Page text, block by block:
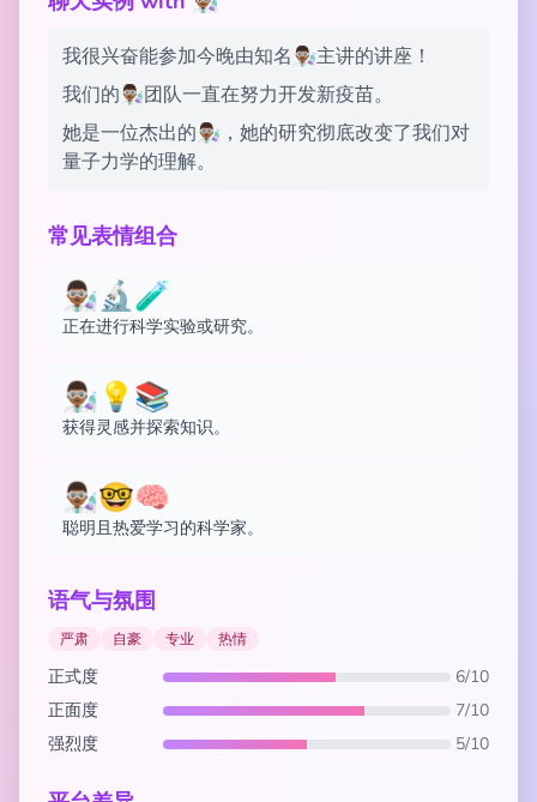
我很兴奋能参加今晚由知名👨🏾‍🔬主讲的讲座！
我们的👨🏾‍🔬团队一直在努力开发新疫苗。
她是一位杰出的👨🏾‍🔬，她的研究彻底改变了我们对
量子力学的理解。
常见表情组合
👨🏾‍🔬🔬🧪
正在进行科学实验或研究。
👨🏾‍🔬💡📚
获得灵感并探索知识。
👨🏾‍🔬🤓🧠
聪明且热爱学习的科学家。
语气与氛围
严肃 自豪 专业 热情
正式度
6/10
正面度
7/10
强烈度
5/10